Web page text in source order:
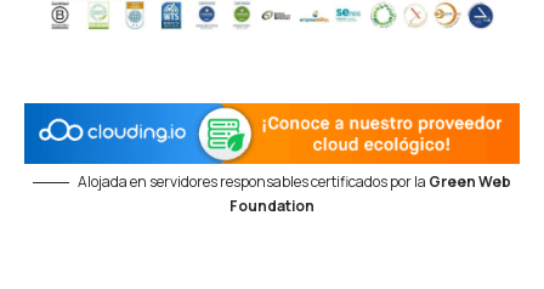
Alojada en servidores responsables certificados por la Green Web
Foundation